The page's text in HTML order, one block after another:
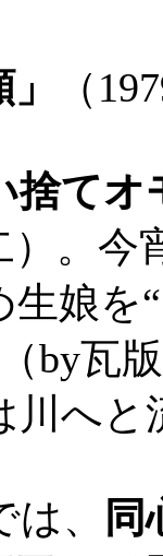
（
捨てオ
）。今
生娘
by瓦
川へと
、
同